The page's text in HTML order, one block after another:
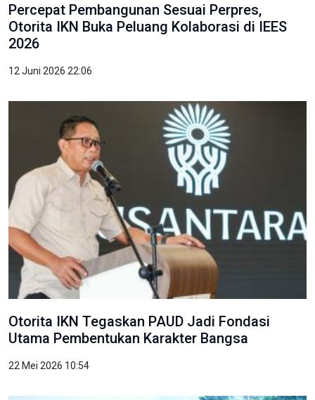
Percepat Pembangunan Sesuai Perpres,
Otorita IKN Buka Peluang Kolaborasi di IEES
2026
12 Juni 2026 22:06
Otorita IKN Tegaskan PAUD Jadi Fondasi
Utama Pembentukan Karakter Bangsa
22 Mei 2026 10:54